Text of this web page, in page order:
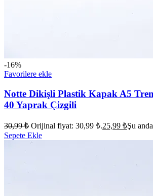
-16%
Favorilere ekle
Notte Dikişli Plastik Kapak A5
40 Yaprak Çizgili
30,99₺ Orijinal fiyat: 30,99 ₺.25,99 ₺Şu
Sepete Ekle